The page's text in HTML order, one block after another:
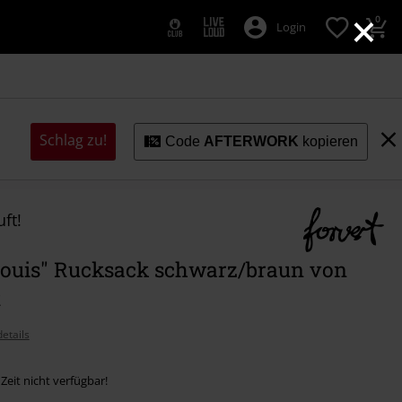
×
Login 0
Schlag zu! Code AFTERWORK kopieren
Rucksack schwarz/braun von
nicht verfügbar!